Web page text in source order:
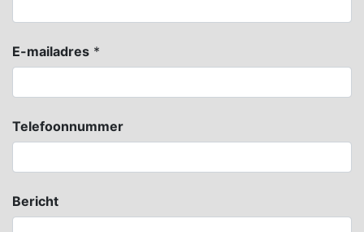
E-mailadres *
Telefoonnummer
Bericht